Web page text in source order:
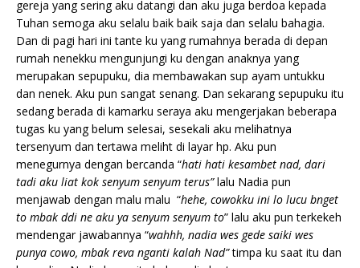
gereja yang sering aku datangi dan aku juga berdoa kepada
Tuhan semoga aku selalu baik baik saja dan selalu bahagia.
Dan di pagi hari ini tante ku yang rumahnya berada di depan
rumah nenekku mengunjungi ku dengan anaknya yang
merupakan sepupuku, dia membawakan sup ayam untukku
dan nenek. Aku pun sangat senang. Dan sekarang sepupuku itu
sedang berada di kamarku seraya aku mengerjakan beberapa
tugas ku yang belum selesai, sesekali aku melihatnya
tersenyum dan tertawa meliht di layar hp. Aku pun
menegurnya dengan bercanda “hati hati kesambet nad, dari
tadi aku liat kok senyum senyum terus”lalu Nadia pun
menjawab dengan malu malu “hehe, cowokku ini lo lucu bnget
to mbak ddi ne aku ya senyum senyum to” lalu aku pun terkekeh
mendengar jawabannya “wahhh, nadia wes gede saiki wes
punya cowo, mbak reva nganti kalah Nad”timpa ku saat itu dan